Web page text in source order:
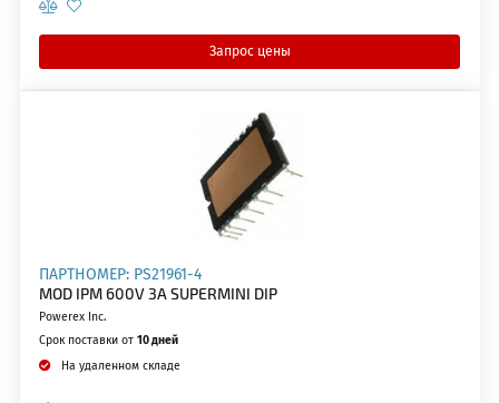
Запрос цены
ПАРТНОМЕР: PS21961-4
MOD IPM 600V 3A SUPERMINI DIP
Powerex Inc.
Срок поставки от 10 дней
На удаленном складе